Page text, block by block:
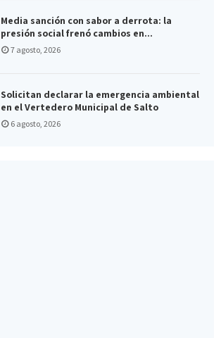
Media sanción con sabor a derrota: la
presión social frenó cambios en...
7 agosto, 2026
Solicitan declarar la emergencia ambiental
en el Vertedero Municipal de Salto
6 agosto, 2026